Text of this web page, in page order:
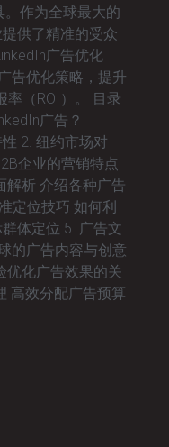
作为全球最大的
供了精准的受众
广告优化
告优化策略，提升
率（ROI）。 目录
广告？
2. 纽约市场对
企业的营销特点
解析 介绍各种广告
定位技巧 如何利
体定位 5. 广告文
的广告内容与创意
优化广告效果的关
高效分配广告预算